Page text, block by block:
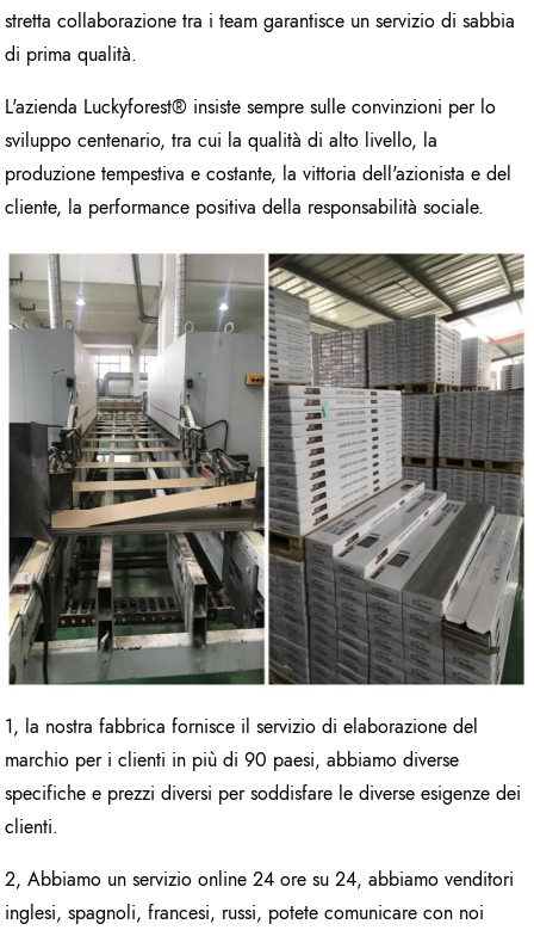
stretta collaborazione tra i team garantisce un servizio di sabbia
di prima qualità.
L'azienda Luckyforest® insiste sempre sulle convinzioni per lo
sviluppo centenario, tra cui la qualità di alto livello, la
produzione tempestiva e costante, la vittoria dell'azionista e del
cliente, la performance positiva della responsabilità sociale.
1, la nostra fabbrica fornisce il servizio di elaborazione del
marchio per i clienti in più di 90 paesi, abbiamo diverse
specifiche e prezzi diversi per soddisfare le diverse esigenze dei
clienti.
2, Abbiamo un servizio online 24 ore su 24, abbiamo venditori
inglesi, spagnoli, francesi, russi, potete comunicare con noi